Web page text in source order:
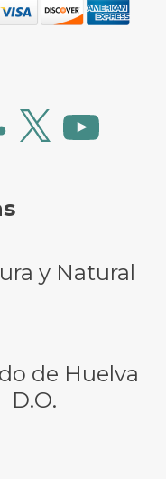
X YouTube
y Natural
de Huelva
D.O.